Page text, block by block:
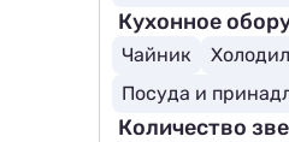
Кухонное
Чайник
Посуда и
Количество